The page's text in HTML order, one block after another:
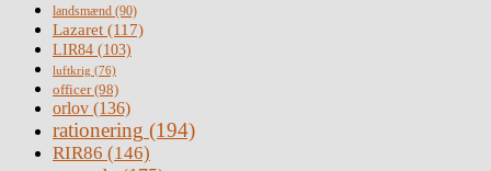
landsmænd (90)
Lazaret (117)
LIR84 (103)
luftkrig (76)
officer(98)
orlov (136)
rationering (194)
RIR86 (146)